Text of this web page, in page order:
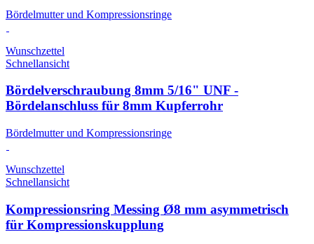
Bördelmutter und Kompressionsringe
Wunschzettel
Schnellansicht
Bördelverschraubung 8mm 5/16" UNF -
Bördelanschluss für 8mm Kupferrohr
Bördelmutter und Kompressionsringe
Wunschzettel
Schnellansicht
Kompressionsring Messing Ø8 mm asymmetrisch
für Kompressionskupplung